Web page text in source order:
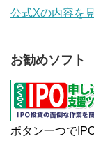
公式Xの内容を
お勧めソフト
ボタン一つで